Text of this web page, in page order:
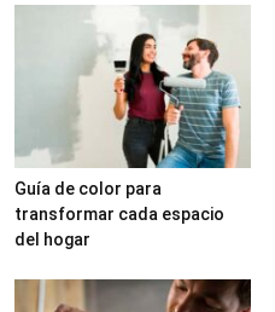
Guía de color para
transformar cada espacio
del hogar